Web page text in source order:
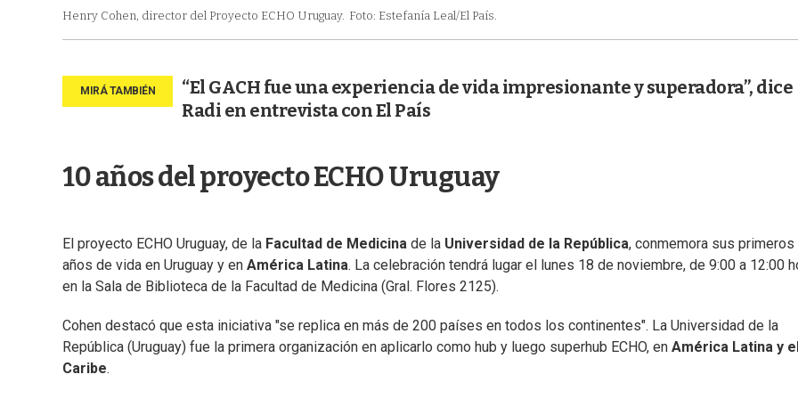
Henry Cohen, director del Proyecto ECHO Uruguay. Foto: Estefanía Leal/El País.
“El GACH fue una experiencia de vida impresionante y superadora”, dice
Radi en entrevista con El País
10 años del proyecto ECHO Uruguay
El proyecto ECHO Uruguay, de la Facultad de Medicina de la Universidad de la República, conmemora sus primeros
años de vida en Uruguay y en América Latina. La celebración tendrá lugar el lunes 18 de noviembre, de 9:00 a 12:00
en la Sala de Biblioteca de la Facultad de Medicina (Gral. Flores 2125).
Cohen destacó que esta iniciativa "se replica en más de 200 países en todos los continentes". La Universidad de la
República (Uruguay) fue la primera organización en aplicarlo como hub y luego superhub ECHO, en América Latina y el
Caribe.